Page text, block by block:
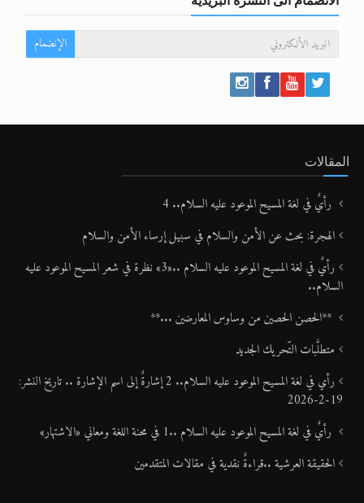
الإنضمام
المقالات
رأيٌ في لغة المسيح الموعود عليه السلام.. 4
الهجرة: بحث عن الأمن والسلام في سبيل إرساء الأمن والسلام
رأيٌ في لغة المسيح الموعود عليه السلام ..«3» نظرة في شعر المسيح الموعود عليه
السلام..
**الحصن الحصين من وساوس المعارضين ...**
متطلَّبات التّحريك الجديد
رأي في لغة المسيح الموعود عليه السلام.. 2 إشارةٌ إلى اسم الإشارة .. تاريخ النشر:
19-2-2026
رأيٌ في لغة المسيح الموعود عليه السلام ..1 في محنة اللغة ومعاني «الاشتهار»
الحقيقة العرشية ..قراءةٌ نقدية في مقالات المتقدمين